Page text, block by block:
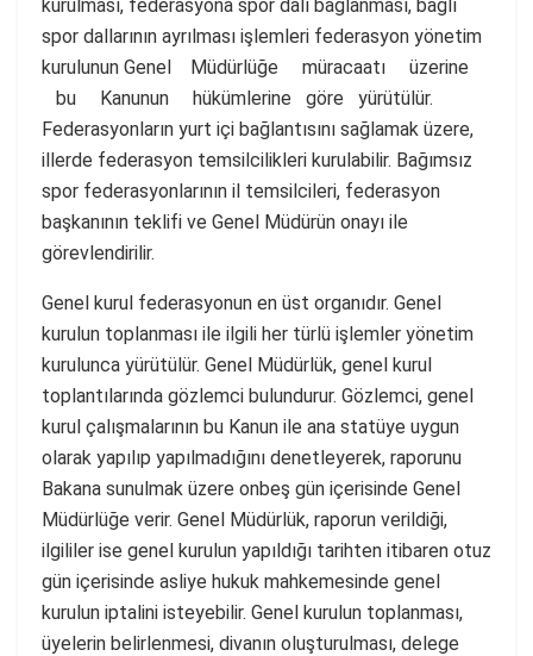
kurulması, federasyona spor dalı bağlanması, bağlı
spor dallarının ayrılması işlemleri federasyon yönetim
kurulunun Genel Müdürlüğe müracaatı üzerine
bu Kanunun hükümlerine göre yürütülür.
Federasyonların yurt içi bağlantısını sağlamak üzere,
illerde federasyon temsilcilikleri kurulabilir. Bağımsız
spor federasyonlarının il temsilcileri, federasyon
başkanının teklifi ve Genel Müdürün onayı ile
görevlendirilir.
Genel kurul federasyonun en üst organıdır. Genel
kurulun toplanması ile ilgili her türlü işlemler yönetim
kurulunca yürütülür. Genel Müdürlük, genel kurul
toplantılarında gözlemci bulundurur. Gözlemci, genel
kurul çalışmalarının bu Kanun ile ana statüye uygun
olarak yapılıp yapılmadığını denetleyerek, raporunu
Bakana sunulmak üzere onbeş gün içerisinde Genel
Müdürlüğe verir. Genel Müdürlük, raporun verildiği,
ilgililer ise genel kurulun yapıldığı tarihten itibaren otuz
gün içerisinde asliye hukuk mahkemesinde genel
kurulun iptalini isteyebilir. Genel kurulun toplanması,
üyelerin belirlenmesi, divanın oluşturulması, delege